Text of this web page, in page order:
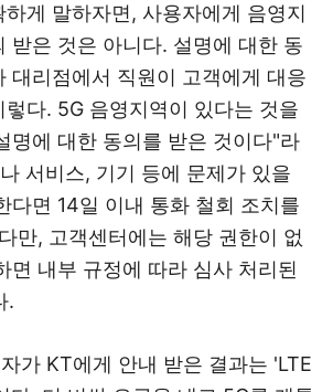
게 말하자면, 사용자에게 음영지
받은 것은 아니다. 설명에 대한 동
대리점에서 직원이 고객에게 대응
다. 5G 음영지역이 있다는 것을
명에 대한 동의를 받은 것이다"라
서비스, 기기 등에 문제가 있을
다면 14일 이내 통화 철회 조치를
만, 고객센터에는 해당 권한이 없
면 내부 규정에 따라 심사 처리된
.
가 KT에게 안내 받은 결과는 'LTE